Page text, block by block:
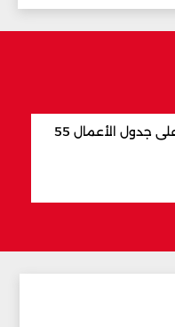
جلسة لمجلس الوزراء في بعبدا وعلى جدول الأعمال 55